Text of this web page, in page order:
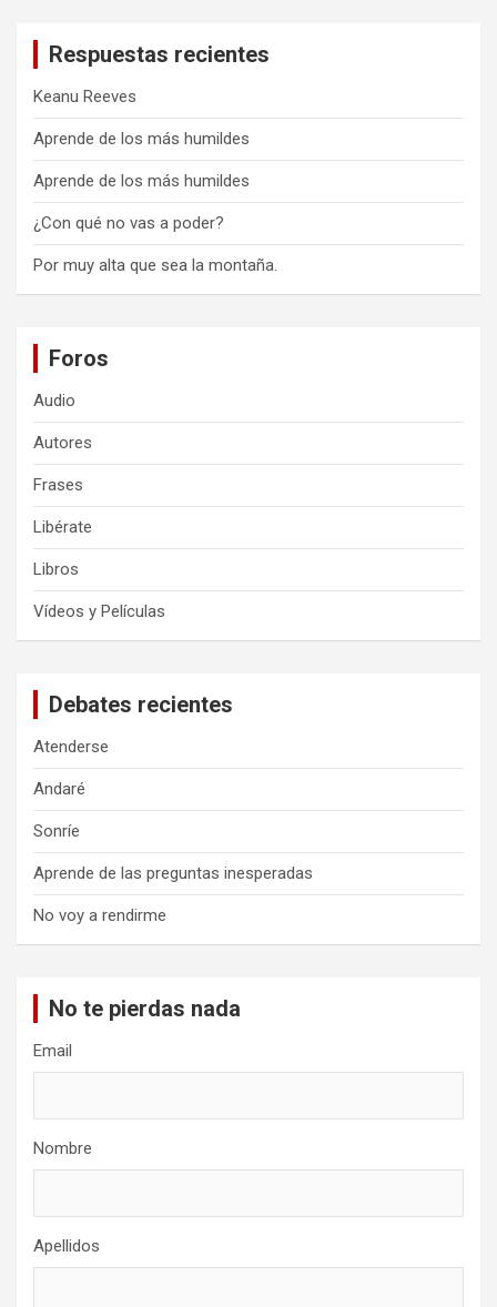
Respuestas recientes
Keanu Reeves
Aprende de los más humildes
Aprende de los más humildes
¿Con qué no vas a poder?
Por muy alta que sea la montaña.
Foros
Audio
Autores
Frases
Libérate
Libros
Vídeos y Películas
Debates recientes
Atenderse
Andaré
Sonríe
Aprende de las preguntas inesperadas
No voy a rendirme
No te pierdas nada
Email
Nombre
Apellidos